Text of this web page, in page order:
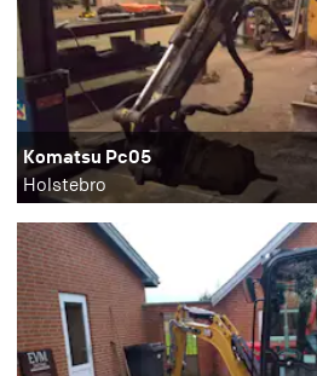
Komatsu Pc05
Holstebro